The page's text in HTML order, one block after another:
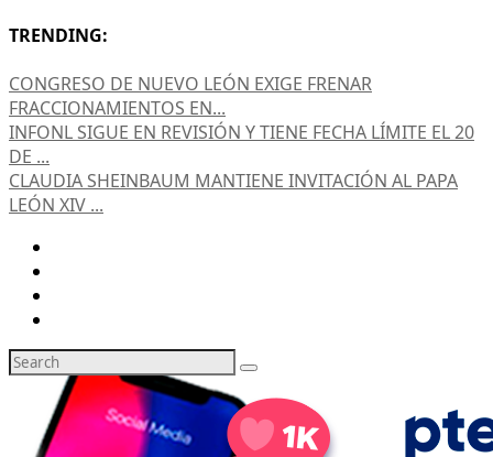
TRENDING:
CONGRESO DE NUEVO LEÓN EXIGE FRENAR
FRACCIONAMIENTOS EN...
INFONL SIGUE EN REVISIÓN Y TIENE FECHA LÍMITE EL 20
DE ...
CLAUDIA SHEINBAUM MANTIENE INVITACIÓN AL PAPA
LEÓN XIV ...